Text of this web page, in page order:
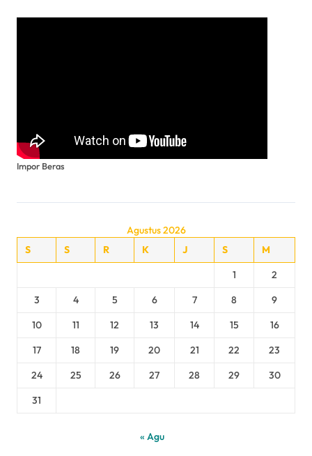
Impor Beras
Agustus 2026
S
S R K J S
M
1
2
3
4 5 6 7 8
9
10
11 12 13 14 15
16
17
18 19 20 21 22
23
24
25 26 27 28 29
30
31
« Agu